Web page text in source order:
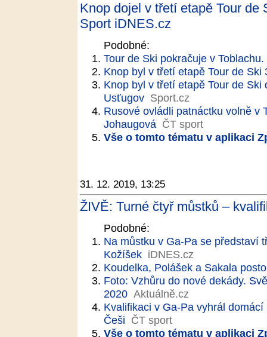
Knop dojel v třetí etapě Tour
Sport iDNES.cz
Podobné:
Tour de Ski pokračuje v
Knop byl v třetí etapě Tour de
Knop byl v třetí etapě Tour de Ski
Usťugov Sport.cz
Rusové ovládli patnáctku volně v
Johaugová ČT sport
Vše o tomto tématu v aplikaci
31. 12. 2019, 13:25
ŽIVĚ: Turné čtyř můstků –
Podobné:
Na můstku v Ga-Pa se představí
Kožíšek iDNES.cz
Koudelka, Polášek a Sakala
Foto: Vzhůru do nové dekády.
2020 Aktuálně.cz
Kvalifikaci v Ga-Pa vyhrál
Češi ČT sport
Vše o tomto tématu v aplikaci